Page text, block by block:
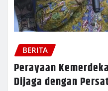
BERITA
Perayaan
Dijaga dengan